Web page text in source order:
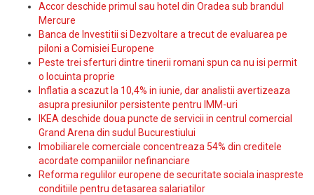
Accor deschide primul sau hotel din Oradea sub brandul
Mercure
Banca de Investitii si Dezvoltare a trecut de evaluarea pe
piloni a Comisiei Europene
Peste trei sferturi dintre tinerii romani spun ca nu isi permit
o locuinta proprie
Inflatia a scazut la 10,4% in iunie, dar analistii avertizeaza
asupra presiunilor persistente pentru IMM-uri
IKEA deschide doua puncte de servicii in centrul comercial
Grand Arena din sudul Bucurestiului
Imobiliarele comerciale concentreaza 54% din creditele
acordate companiilor nefinanciare
Reforma regulilor europene de securitate sociala inaspreste
conditiile pentru detasarea salariatilor